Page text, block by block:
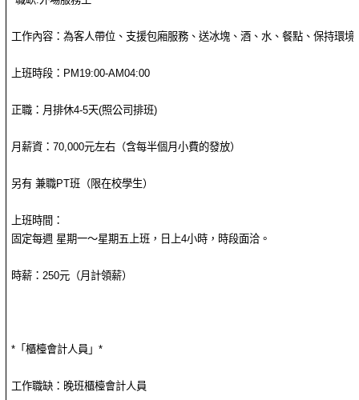
工作內容：為客人帶位、支援包廂服務、送冰塊、酒、水、餐點、保持環境
上班時段：PM19:00-AM04:00
正職：月排休4-5天(照公司排班)
月薪資：70,000元左右（含每半個月小費的發放）
另有 兼職PT班（限在校學生）
上班時間：
固定每週 星期一～星期五上班，日上4小時，時段面洽。
時薪：250元（月計領薪）
*「櫃檯會計人員」*
工作職缺：晚班櫃檯會計人員